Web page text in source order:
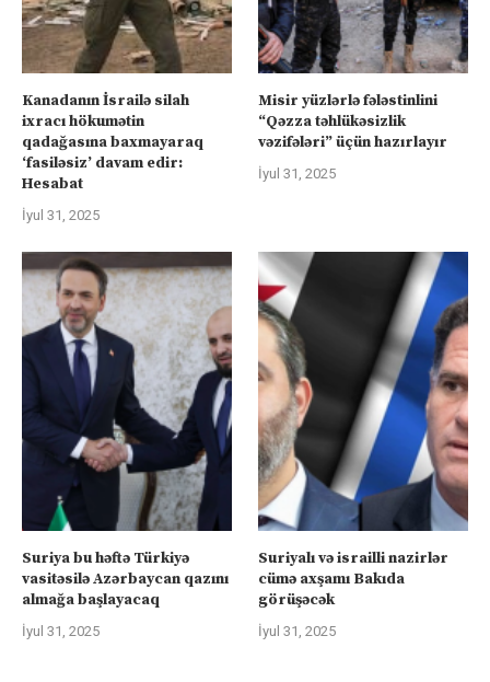
Kanadanın İsrailə silah
ixracı hökumətin
qadağasına baxmayaraq
‘fasiləsiz’ davam edir:
Hesabat
İyul 31, 2025
Misir yüzlərlə fələstinlini
“Qəzza təhlükəsizlik
vəzifələri” üçün hazırlayır
İyul 31, 2025
Suriya bu həftə Türkiyə
vasitəsilə Azərbaycan qazını
almağa başlayacaq
İyul 31, 2025
Suriyalı və israilli nazirlər
cümə axşamı Bakıda
görüşəcək
İyul 31, 2025